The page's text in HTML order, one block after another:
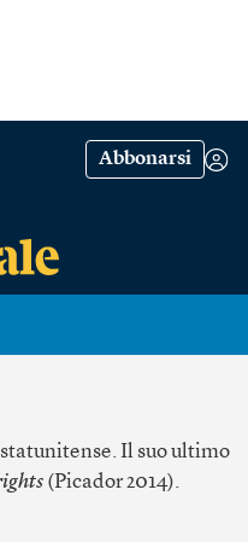
Abbonarsi
Il suo ultimo
(Picador 2014).